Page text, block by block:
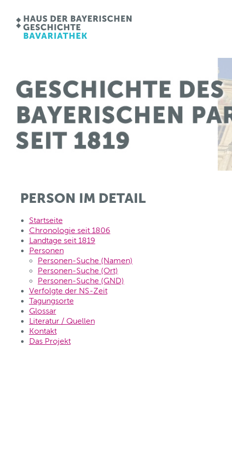
PERSON IM DETAIL
Startseite
Chronologie seit 1806
Landtage seit 1819
Personen
Personen-Suche (Namen)
Personen-Suche (Ort)
Personen-Suche (GND)
Verfolgte der NS-Zeit
Tagungsorte
Glossar
Literatur / Quellen
Kontakt
Das Projekt